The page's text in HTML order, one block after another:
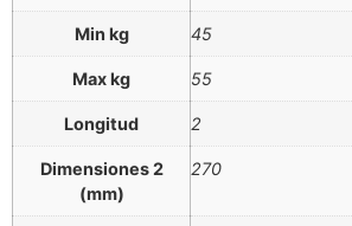
Min kg 45
Max kg 55
Longitud 2
Dimensiones 2
(mm)
270